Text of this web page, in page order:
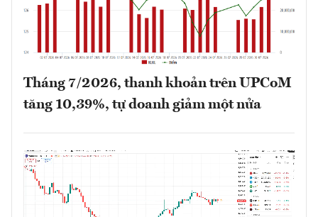
Tháng 7/2026, thanh khoản trên UPCoM
tăng 10,39%, tự doanh giảm một nửa